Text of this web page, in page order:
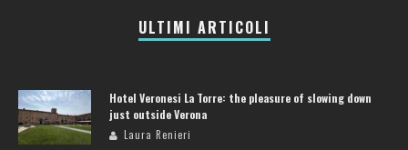
ULTIMI ARTICOLI
Hotel Veronesi La Torre: the pleasure of slowing down
just outside Verona
Laura Renieri